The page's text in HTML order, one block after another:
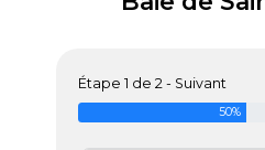
Étape 1 de 2 - Suivant
50%